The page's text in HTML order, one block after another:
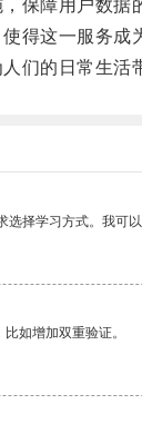
障用户数据
这一服务成
的日常生活
择学习方式。我可
如增加双重验证。